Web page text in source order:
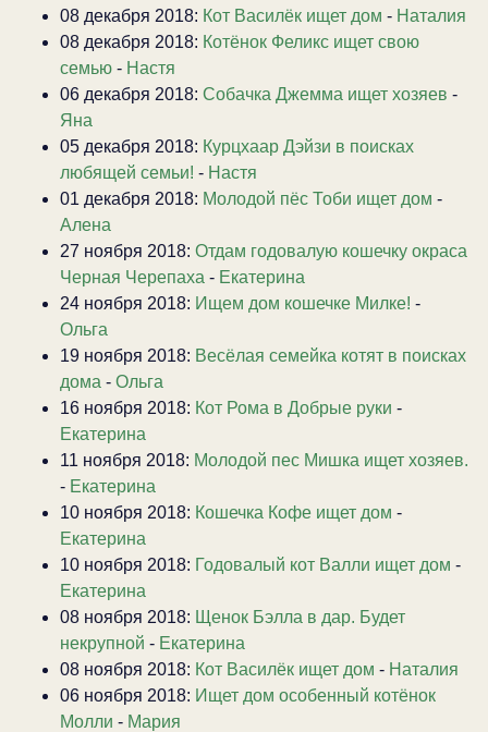
08 декабря 2018: Кот Василёк ищет дом - Наталия
08 декабря 2018: Котёнок Феликс ищет свою
семью - Настя
06 декабря 2018: Собачка Джемма ищет хозяев -
Яна
05 декабря 2018: Курцхаар Дэйзи в поисках
любящей семьи! - Настя
01 декабря 2018: Молодой пёс Тоби ищет дом -
Алена
27 ноября 2018: Отдам годовалую кошечку окраса
Черная Черепаха - Екатерина
24 ноября 2018: Ищем дом кошечке Милке! -
Ольга
19 ноября 2018: Весёлая семейка котят в поисках
дома - Ольга
16 ноября 2018: Кот Рома в Добрые руки -
Екатерина
11 ноября 2018: Молодой пес Мишка ищет хозяев.
- Екатерина
10 ноября 2018: Кошечка Кофе ищет дом -
Екатерина
10 ноября 2018: Годовалый кот Валли ищет дом -
Екатерина
08 ноября 2018: Щенок Бэлла в дар. Будет
некрупной - Екатерина
08 ноября 2018: Кот Василёк ищет дом - Наталия
06 ноября 2018: Ищет дом особенный котёнок
Молли - Мария